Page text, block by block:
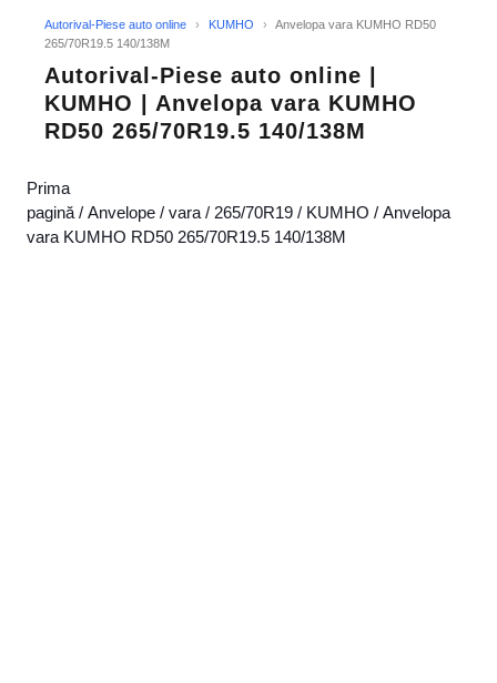
Autorival-Piese auto online › KUMHO ›
Anvelopa vara KUMHO RD50
265/70R19.5 140/138M
Autorival-Piese auto online |
KUMHO | Anvelopa vara KUMHO
RD50 265/70R19.5 140/138M
Prima
pagină / Anvelope / vara / 265/70R19 / KUMHO / Anvelopa
vara KUMHO RD50 265/70R19.5 140/138M